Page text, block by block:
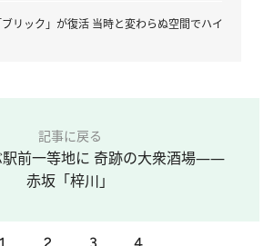
リック」が復活 当時と変わらぬ空間でハイ
記事に戻る
駅前一等地に 奇跡の大衆酒場――
赤坂「梓川」